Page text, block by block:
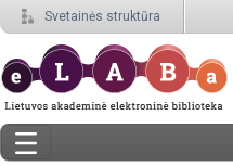
Svetainės struktūra